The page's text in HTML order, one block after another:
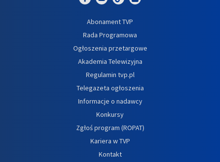
Abonament TVP
Rada Programowa
Ogłoszenia przetargowe
Akademia Telewizyjna
Regulamin tvp.pl
Telegazeta ogłoszenia
Informacje o nadawcy
Konkursy
Zgłoś program (ROPAT)
Kariera w TVP
Kontakt